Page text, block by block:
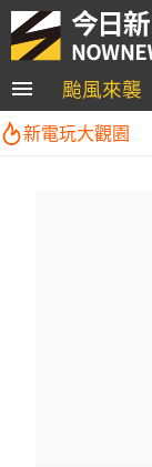
颱風來襲
新電玩大觀園